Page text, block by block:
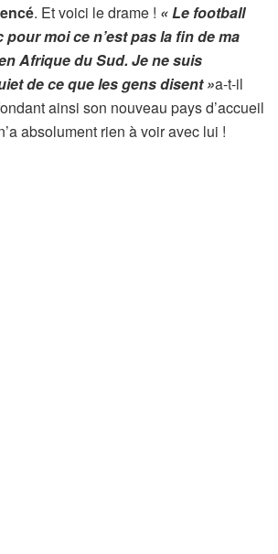
. Et voici le drame ! « Le football
moi ce n’est pas la fin de ma
Afrique du Sud. Je ne suis
de ce que les gens disent »a-t-il
ainsi son nouveau pays d’accueil
absolument rien à voir avec lui !